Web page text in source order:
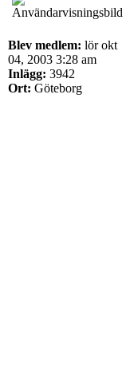
Blev medlem: lör okt
04, 2003 3:28 am
Inlägg: 3942
Ort: Göteborg